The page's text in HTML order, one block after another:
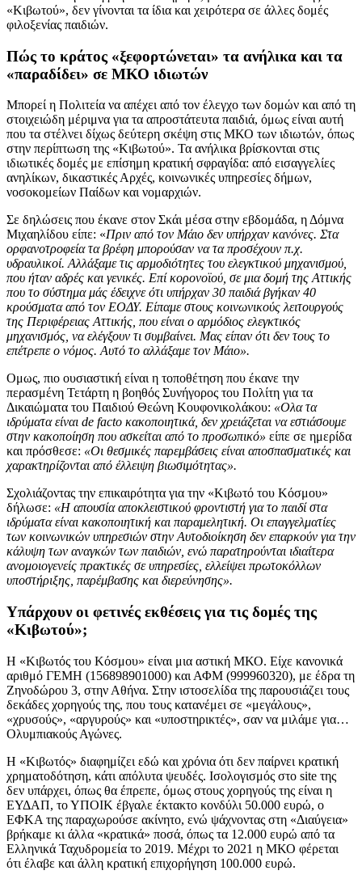
«Κιβωτού», δεν γίνονται τα ίδια και χειρότερα σε άλλες δομές
φιλοξενίας παιδιών.
Πώς το κράτος «ξεφορτώνεται» τα ανήλικα και τα
«παραδίδει» σε ΜΚΟ ιδιωτών
Μπορεί η Πολιτεία να απέχει από τον έλεγχο των δομών και από τη
στοιχειώδη μέριμνα για τα απροστάτευτα παιδιά, όμως είναι αυτή
που τα στέλνει δίχως δεύτερη σκέψη στις ΜΚΟ των ιδιωτών, όπως
στην περίπτωση της «Κιβωτού». Τα ανήλικα βρίσκονται στις
ιδιωτικές δομές με επίσημη κρατική σφραγίδα: από εισαγγελίες
ανηλίκων, δικαστικές Αρχές, κοινωνικές υπηρεσίες δήμων,
νοσοκομείων Παίδων και νομαρχιών.
Σε δηλώσεις που έκανε στον Σκάι μέσα στην εβδομάδα, η Δόμνα
Μιχαηλίδου είπε: «Πριν από τον Μάιο δεν υπήρχαν κανόνες. Στα
ορφανοτροφεία τα βρέφη μπορούσαν να τα προσέχουν π.χ.
υδραυλικοί. Αλλάξαμε τις αρμοδιότητες του ελεγκτικού μηχανισμού,
που ήταν αδρές και γενικές. Επί κορονοϊού, σε μια δομή της Αττικής
που το σύστημα μάς έδειχνε ότι υπήρχαν 30 παιδιά βγήκαν 40
κρούσματα από τον ΕΟΔΥ. Είπαμε στους κοινωνικούς λειτουργούς
της Περιφέρειας Αττικής, που είναι ο αρμόδιος ελεγκτικός
μηχανισμός, να ελέγξουν τι συμβαίνει. Μας είπαν ότι δεν τους το
επέτρεπε ο νόμος. Αυτό το αλλάξαμε τον Μάιο».
Ομως, πιο ουσιαστική είναι η τοποθέτηση που έκανε την
περασμένη Τετάρτη η βοηθός Συνήγορος του Πολίτη για τα
Δικαιώματα του Παιδιού Θεώνη Κουφονικολάκου: «Ολα τα
ιδρύματα είναι de facto κακοποιητικά, δεν χρειάζεται να εστιάσουμε
στην κακοποίηση που ασκείται από το προσωπικό» είπε σε ημερίδα
και πρόσθεσε: «Οι θεσμικές παρεμβάσεις είναι αποσπασματικές και
χαρακτηρίζονται από έλλειψη βιωσιμότητας».
Σχολιάζοντας την επικαιρότητα για την «Κιβωτό του Κόσμου»
δήλωσε: «Η απουσία αποκλειστικού φροντιστή για το παιδί στα
ιδρύματα είναι κακοποιητική και παραμελητική. Οι επαγγελματίες
των κοινωνικών υπηρεσιών στην Αυτοδιοίκηση δεν επαρκούν για την
κάλυψη των αναγκών των παιδιών, ενώ παρατηρούνται ιδιαίτερα
ανομοιογενείς πρακτικές σε υπηρεσίες, ελλείψει πρωτοκόλλων
υποστήριξης, παρέμβασης και διερεύνησης».
Υπάρχουν οι φετινές εκθέσεις για τις δομές της
«Κιβωτού»;
Η «Κιβωτός του Κόσμου» είναι μια αστική ΜΚΟ. Είχε κανονικά
αριθμό ΓΕΜΗ (156898901000) και ΑΦΜ (999960320), με έδρα τη
Ζηνοδώρου 3, στην Αθήνα. Στην ιστοσελίδα της παρουσιάζει τους
δεκάδες χορηγούς της, που τους κατανέμει σε «μεγάλους»,
«χρυσούς», «αργυρούς» και «υποστηρικτές», σαν να μιλάμε για…
Ολυμπιακούς Αγώνες.
Η «Κιβωτός» διαφημίζει εδώ και χρόνια ότι δεν παίρνει κρατική
χρηματοδότηση, κάτι απόλυτα ψευδές. Ισολογισμός στο site της
δεν υπάρχει, όπως θα έπρεπε, όμως στους χορηγούς της είναι η
ΕΥΔΑΠ, το ΥΠΟΙΚ έβγαλε έκτακτο κονδύλι 50.000 ευρώ, ο
ΕΦΚΑ της παραχωρούσε ακίνητο, ενώ ψάχνοντας στη «Διαύγεια»
βρήκαμε κι άλλα «κρατικά» ποσά, όπως τα 12.000 ευρώ από τα
Ελληνικά Ταχυδρομεία το 2019. Μέχρι το 2021 η ΜΚΟ φέρεται
ότι έλαβε και άλλη κρατική επιχορήγηση 100.000 ευρώ.